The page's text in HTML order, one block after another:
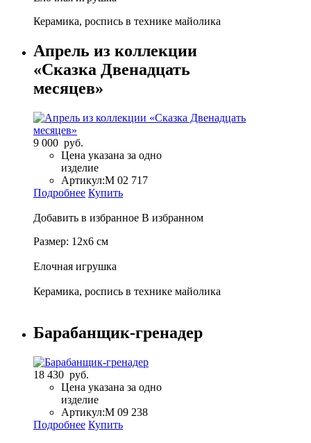
Керамика, роспись в технике майолика
Апрель из коллекции
«Сказка Двенадцать
месяцев»
9 000 руб.
Цена указана за одно
изделие
Артикул:М 02 717
Подробнее Купить
Добавить в избранное В избранном
Размер: 12х6 см
Елочная игрушка
Керамика, роспись в технике майолика
Барабанщик-гренадер
18 430 руб.
Цена указана за одно
изделие
Артикул:M 09 238
Подробнее Купить